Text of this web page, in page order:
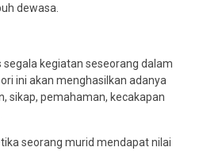
dewasa.
kegiatan seseorang dalam
ini akan menghasilkan adanya
sikap, pemahaman, kecakapan
seorang murid mendapat nilai